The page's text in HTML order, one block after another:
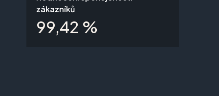
zákazníků
99,42 %